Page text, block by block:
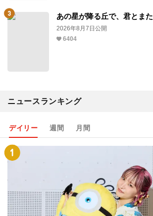
あの星が降る丘で、君とまた
2026年8月7日公開
6404
ニュースランキング
デイリー 週間 月間